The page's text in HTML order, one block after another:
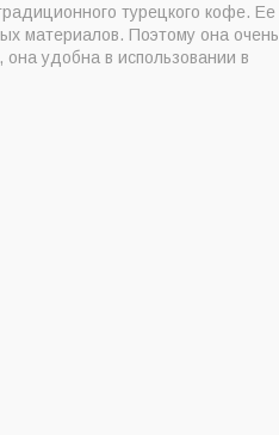
турецкого кофе. Ее
материалов. Поэтому она очень
удобна в использовании в